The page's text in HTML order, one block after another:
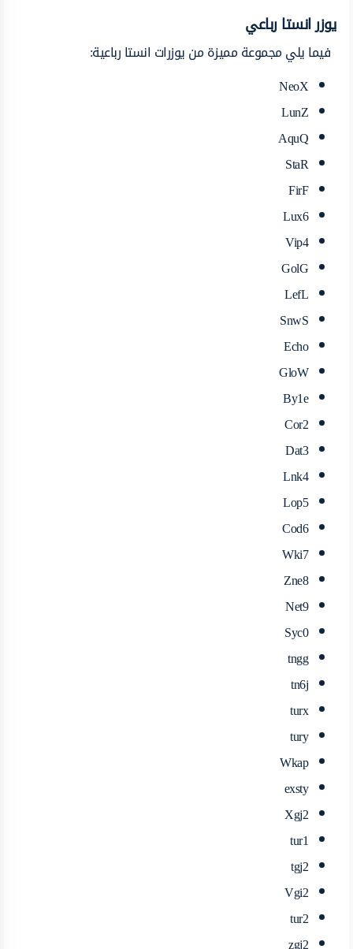
يوزر انستا رباعي
فيما يلي مجموعة مميزة من يوزرات انستا رباعية:
NeoX
LunZ
AquQ
StaR
FirF
Lux6
Vip4
GolG
LefL
SnwS
Echo
GloW
By1e
Cor2
Dat3
Lnk4
Lop5
Cod6
Wki7
Zne8
Net9
Syc0
tngg
tn6j
turx
tury
Wkap
exsty
Xgj2
tur1
tgj2
Vgi2
tur2